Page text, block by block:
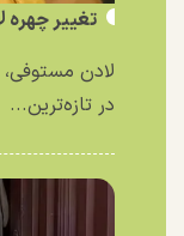
تغییر
لادن مستوفی،
در تازه‌ترین...